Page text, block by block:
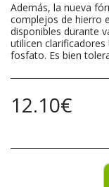
Además, la nueva
complejos de hierro
disponibles durante
utilicen
fosfato. Es bien
12.10€